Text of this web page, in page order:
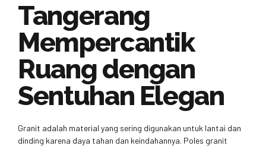
Tangerang
Mempercantik
Ruang dengan
Sentuhan Elegan
Granit adalah material yang sering digunakan untuk lantai dan
dinding karena daya tahan dan keindahannya. Poles granit